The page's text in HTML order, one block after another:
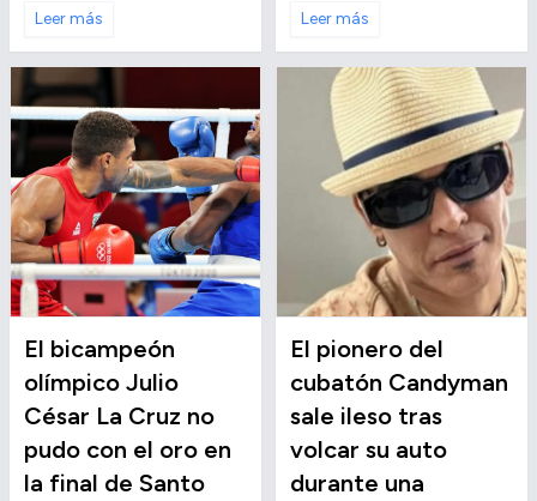
Leer más
Leer más
El bicampeón
olímpico Julio
César La Cruz no
pudo con el oro en
la final de Santo
El pionero del
cubatón Candyman
sale ileso tras
volcar su auto
durante una